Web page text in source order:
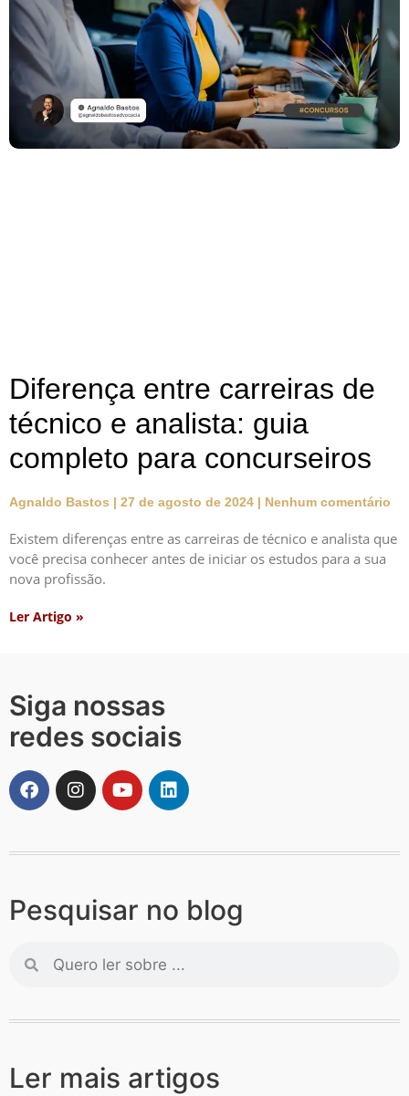
Diferença entre carreiras de
técnico e analista: guia
completo para concurseiros
Agnaldo Bastos 27 de agosto de 2024 Nenhum comentário
Existem diferenças entre as carreiras de técnico e analista que
você precisa conhecer antes de iniciar os estudos para a sua
nova profissão.
Ler Artigo »
Siga nossas
redes sociais
Pesquisar no blog
Ler mais artigos